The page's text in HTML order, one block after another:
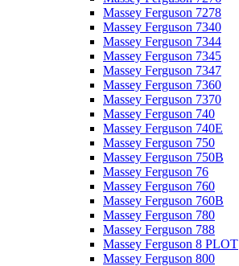
Massey Ferguson 7278
Massey Ferguson 7340
Massey Ferguson 7344
Massey Ferguson 7345
Massey Ferguson 7347
Massey Ferguson 7360
Massey Ferguson 7370
Massey Ferguson 740
Massey Ferguson 740E
Massey Ferguson 750
Massey Ferguson 750B
Massey Ferguson 76
Massey Ferguson 760
Massey Ferguson 760B
Massey Ferguson 780
Massey Ferguson 788
Massey Ferguson 8 PLOT
Massey Ferguson 800